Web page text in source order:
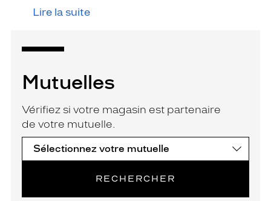
Lire la suite
Mutuelles
Vérifiez si votre magasin est partenaire
de votre mutuelle.
RECHERCHER